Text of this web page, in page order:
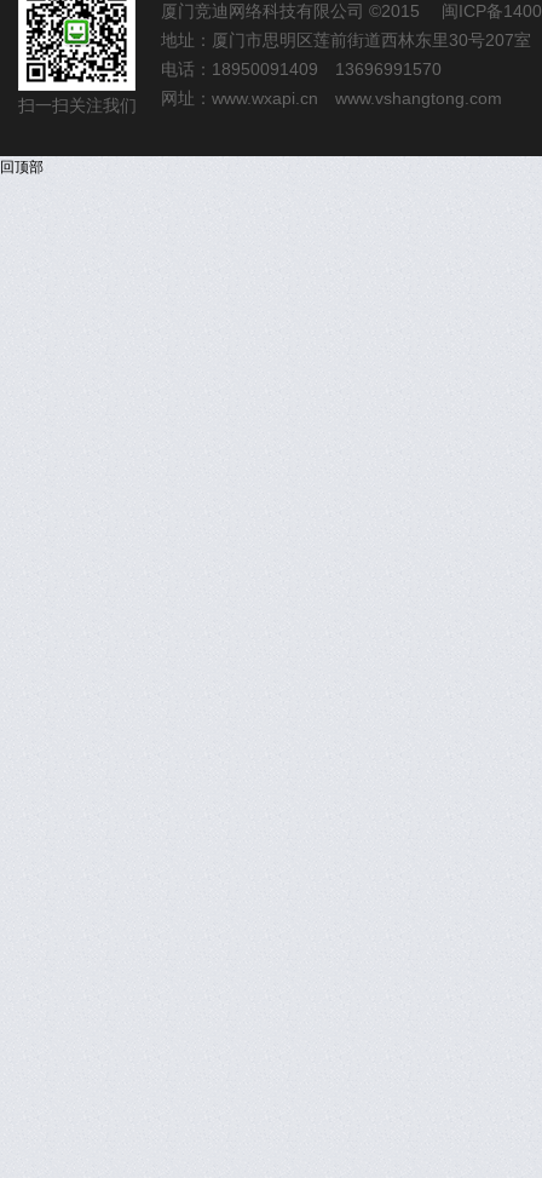
扫一扫关注我们
厦门竞迪网络科技有限公司 ©2015 闽ICP备
地址：厦门市思明区莲前街道西林东里30号207室
电话：18950091409 13696991570
网址： www.wxapi.cn www.vshangtong.com
回顶部